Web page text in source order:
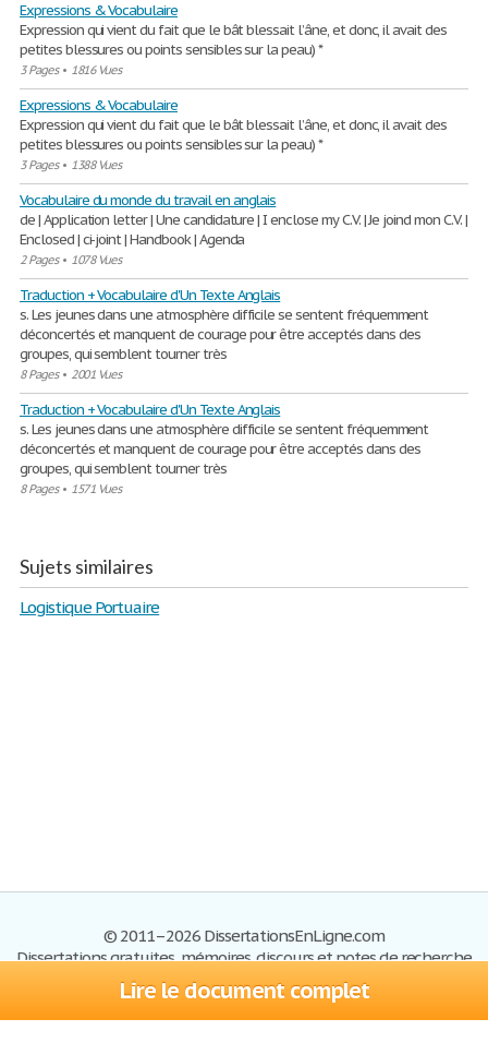
Lire le document complet
Expressions & Vocabulaire
Expression qui vient du fait que le bât blessait l’âne, et donc, il avait des
petites blessures ou points sensibles sur la peau) *
3 Pages• 1816 Vues
Expressions & Vocabulaire
Expression qui vient du fait que le bât blessait l’âne, et donc, il avait des
petites blessures ou points sensibles sur la peau) *
3 Pages• 1388 Vues
Vocabulaire du monde du travail en anglais
de | Application letter | Une candidature | I enclose my C.V. | Je joind mon C.V. |
Enclosed | ci-joint | Handbook | Agenda
2 Pages• 1078 Vues
Traduction + Vocabulaire d'Un Texte Anglais
s. Les jeunes dans une atmosphère difficile se sentent fréquemment
déconcertés et manquent de courage pour être acceptés dans des
groupes, qui semblent tourner très
8 Pages• 2001 Vues
Traduction + Vocabulaire d'Un Texte Anglais
s. Les jeunes dans une atmosphère difficile se sentent fréquemment
déconcertés et manquent de courage pour être acceptés dans des
groupes, qui semblent tourner très
8 Pages• 1571 Vues
Sujets similaires
Logistique Portuaire
© 2011–2026 DissertationsEnLigne.com
Dissertations gratuites, mémoires, discours et notes de recherche